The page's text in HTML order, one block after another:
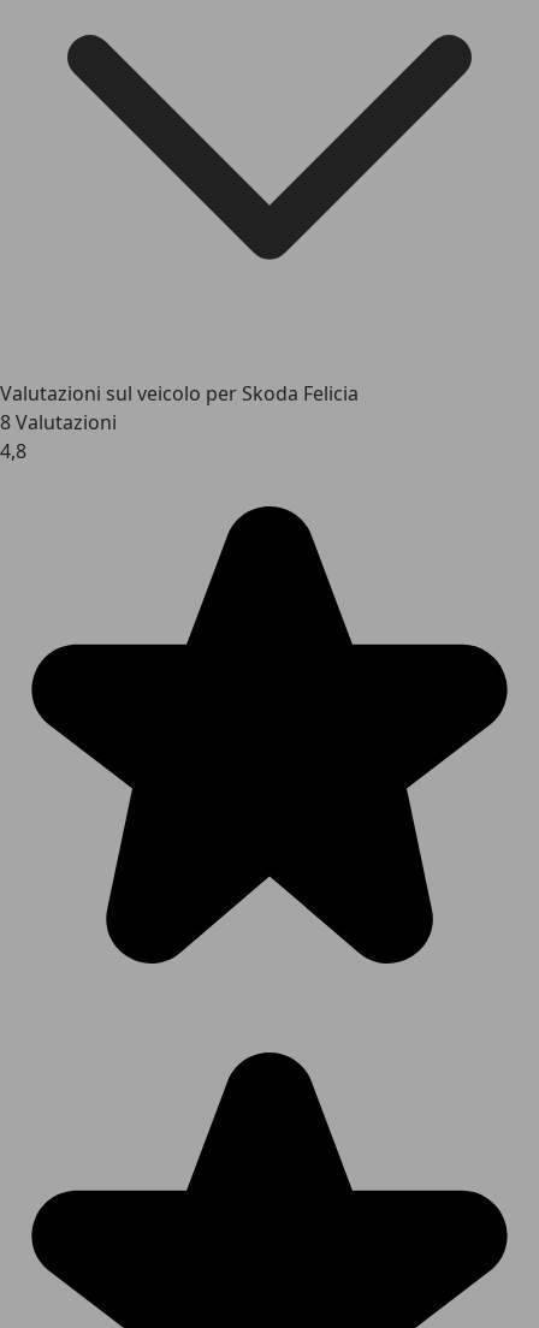
Valutazioni sul veicolo per Skoda Felicia
8 Valutazioni
4,8